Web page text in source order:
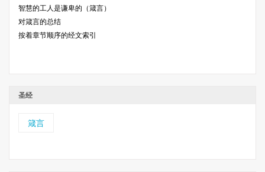
智慧的工人是谦卑的（箴言）
对箴言的总结
按着章节顺序的经文索引
圣经
箴言